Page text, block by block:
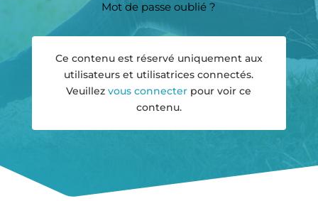
Mot de passe oublié ?
Ce contenu est réservé uniquement aux
utilisateurs et utilisatrices connectés.
Veuillezvous connecter pour voir ce
contenu.